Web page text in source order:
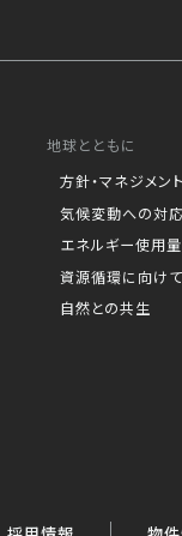
地球とともに
方針・マネジメン
気候変動への対応
エネルギー使用
資源循環に向けて
自然との共生